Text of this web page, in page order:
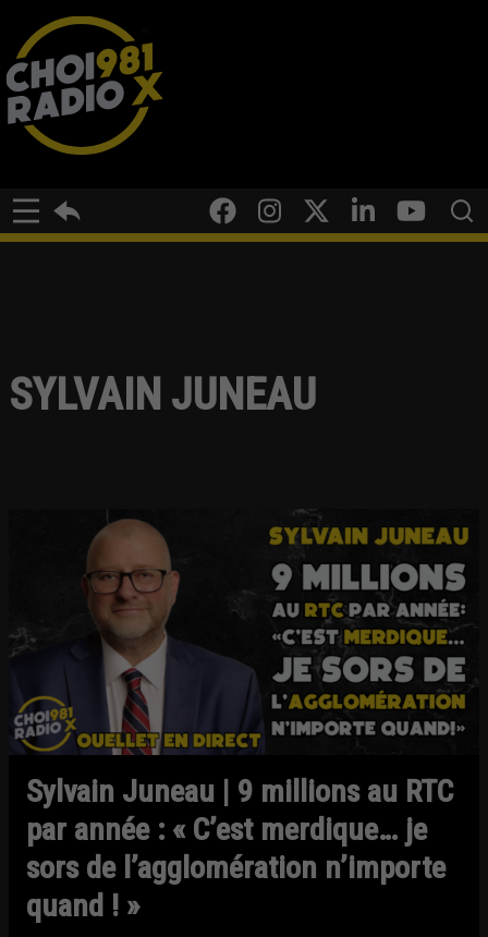
SYLVAIN JUNEAU
Sylvain Juneau | 9 millions au RTC
par année : « C’est merdique… je
sors de l’agglomération n’importe
quand ! »